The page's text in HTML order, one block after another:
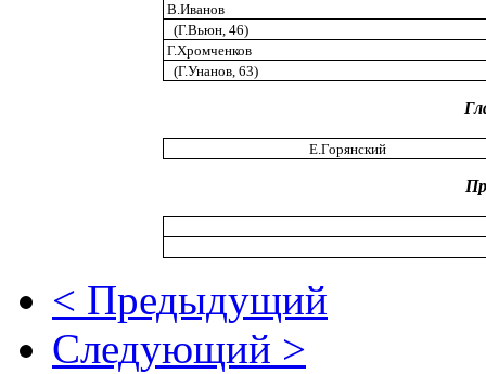
В.Иванов
(Г.Вьюн, 46)
Г.Хромченков
(Г.Унанов, 63)
Е.Горянский
< Предыдущий
Следующий >